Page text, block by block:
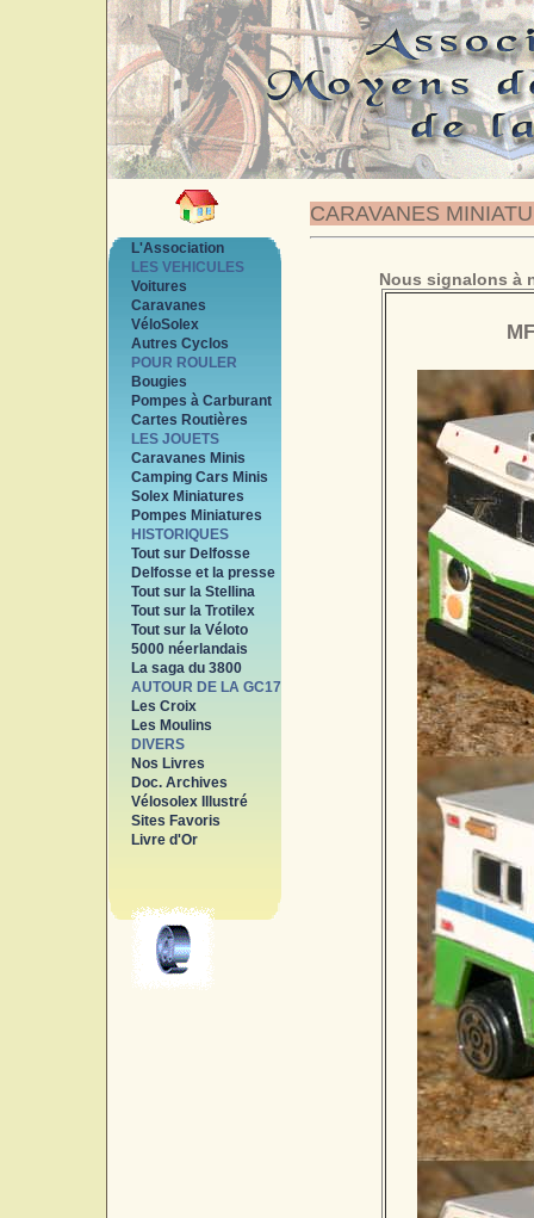
CARAVANES
L'Association
LES VEHICULES
Voitures
Caravanes
VéloSolex
Autres Cyclos
POUR ROULER
Bougies
Pompes à Carburant
Cartes Routières
LES JOUETS
Caravanes Minis
Camping Cars Minis
Solex Miniatures
Pompes Miniatures
HISTORIQUES
Tout sur Delfosse
Delfosse et la presse
Tout sur la Stellina
Tout sur la Trotilex
Tout sur la Véloto
5000 néerlandais
La saga du 3800
AUTOUR DE LA GC17
Les Croix
Les Moulins
DIVERS
Nos Livres
Doc. Archives
Vélosolex Illustré
Sites Favoris
Livre d'Or
Nous signalons à